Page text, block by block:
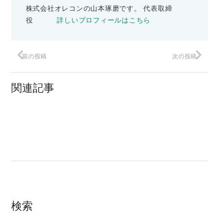
株式会社オレコンの山本琢磨です。 代表取締
役詳しいプロフィールはこちら
前の投稿 次の投稿
関連記事
スマート対話術」 読書report 山本琢
検索